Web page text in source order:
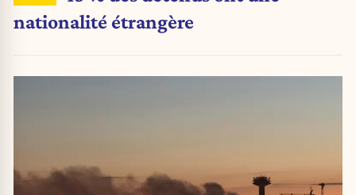
nationalité étrangère